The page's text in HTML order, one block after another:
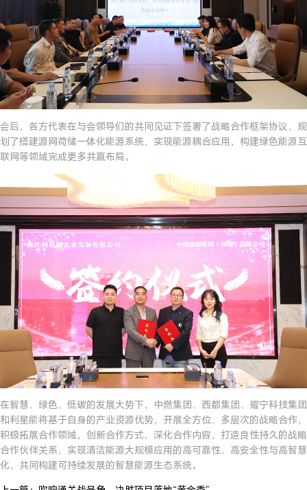
会后，各方代表在与会领导们的共同见证下签署了战略合作框架协议，规
划了搭建源网荷储一体化能源系统，实现能源耦合应用，构建绿色能源互
联网等领域完成更多共赢布局。
在智慧、绿色、低碳的发展大势下，中燃集团、西都集团、耀宁科技集团
和利星能将基于自身的产业资源优势，开展全方位、多层次的战略合作，
积极拓展合作领域，创新合作方式，深化合作内容，打造良性持久的战略
合作伙伴关系，实现清洁能源大规模应用的高可靠性、高安全性与高智慧
化，共同构建可持续发展的智慧能源生态系统。